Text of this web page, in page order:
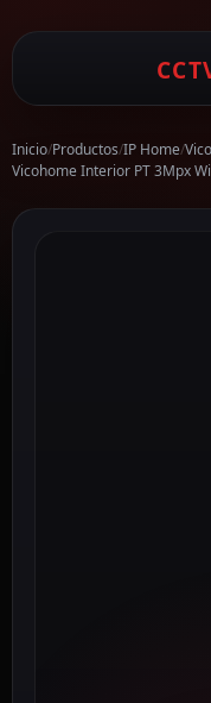
Inicio/Productos/IP Home/
Vicohome Interior PT 3Mpx